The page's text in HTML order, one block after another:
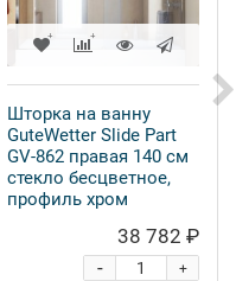
Шторка на ванну
GuteWetter Slide Part
GV-862 правая 140 см
стекло бесцветное,
профиль хром
38 782 ₽
+
-